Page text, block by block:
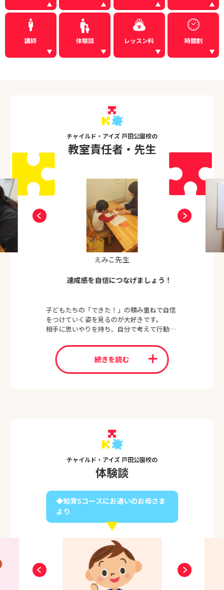
講師 体験談 レッスン料 時間割
チャイルド・アイズ 戸田公園校の
教室責任者・先生
えみこ先生
達成感を自信につなげましょう！
子どもたちの「できた！」の積み重ねで自信
をつけていく姿を見るのが大好きです。
相手に思いやりを持ち、自分で考えて行動で
（知育・思考力アストルム・受験コース・プ
ログラミング教育HALLO担当）
続きを読む
チャイルド・アイズ 戸田公園校の
体験談
◆知育Sコースにお通いのお母さま
より